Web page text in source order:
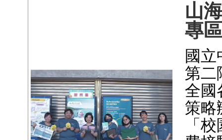
山
專
國
第二
全國
策略
「